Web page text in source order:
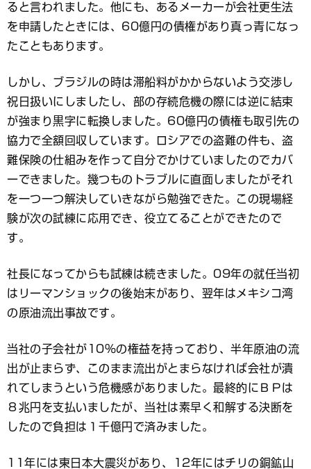
ると言われました。他にも、あるメーカーが会社更生法
を申請したときには、60億円の債権があり真っ青になっ
たこともあります。
しかし、ブラジルの時は滞船料がかからないよう交渉し
祝日扱いにしましたし、部の存続危機の際には逆に結束
が強まり黒字に転換しました。60億円の債権も取引先の
協力で全額回収しています。ロシアでの盗難の件も、盗
難保険の仕組みを作って自分でかけていましたのでカバ
ーできました。幾つものトラブルに直面しましたがそれ
を一つ一つ解決していきながら勉強できた。この現場経
験が次の試練に応用でき、役立てることができたので
す。
社長になってからも試練は続きました。09年の就任当初
はリーマンショックの後始末があり、翌年はメキシコ湾
の原油流出事故です。
当社の子会社が10％の権益を持っており、半年原油の流
出が止まらず、このまま流出がとまらなければ会社が潰
れてしまうという危機感がありました。最終的にＢＰは
８兆円を支払いましたが、当社は素早く和解する決断を
したので負担は１千億円で済みました。
11年には東日本大震災があり、12年にはチリの銅鉱山